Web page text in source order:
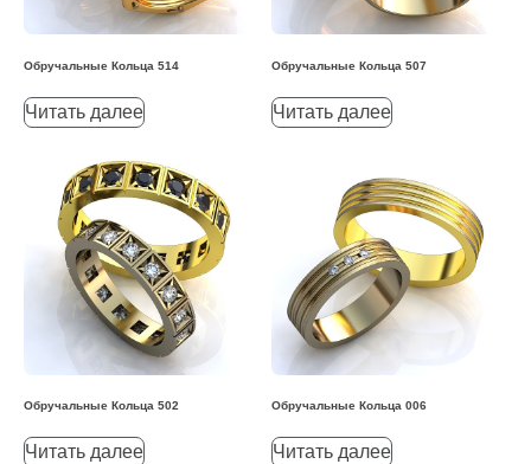
Обручальные Кольца 514
Читать далее
Обручальные Кольца 507
Читать далее
Обручальные Кольца 502
Читать далее
Обручальные Кольца 006
Читать далее